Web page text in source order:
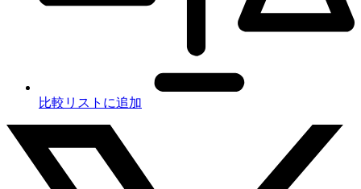
比較リストに追加